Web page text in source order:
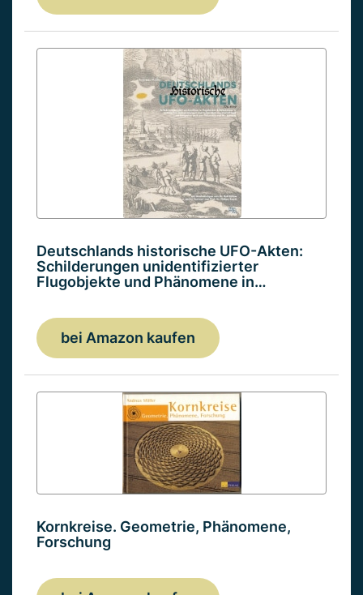
Deutschlands historische UFO-Akten:
Schilderungen unidentifizierter
Flugobjekte und Phänomene in…
bei Amazon kaufen
Kornkreise. Geometrie, Phänomene,
Forschung